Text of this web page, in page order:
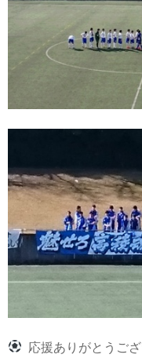
応援ありがとうご